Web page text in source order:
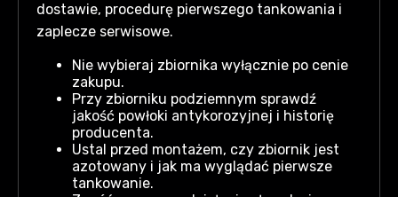
dostawie, procedurę pierwszego tankowania i
zaplecze serwisowe.
Nie wybieraj zbiornika wyłącznie po cenie
zakupu.
Przy zbiorniku podziemnym sprawdź
jakość powłoki antykorozyjnej i historię
producenta.
Ustal przed montażem, czy zbiornik jest
azotowany i jak ma wyglądać pierwsze
tankowanie.